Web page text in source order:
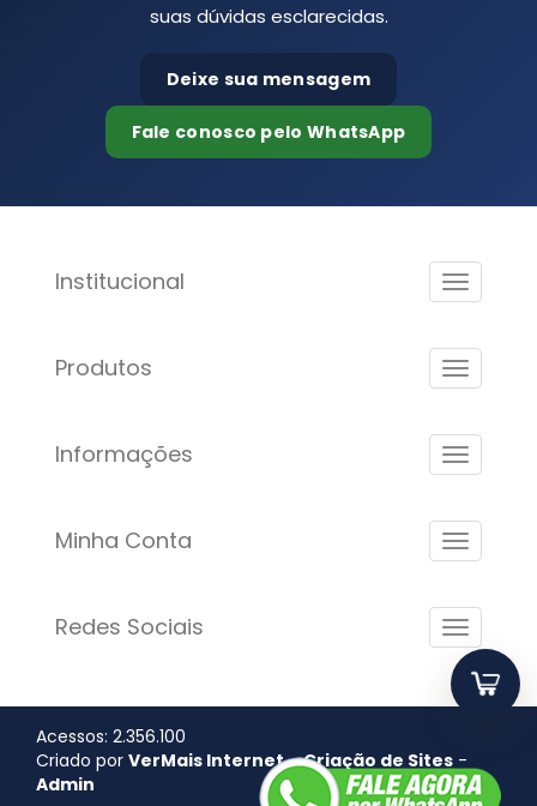
suas dúvidas esclarecidas.
Deixe sua mensagem
Fale conosco pelo WhatsApp
Institucional
Produtos
Informações
Minha Conta
Redes Sociais
Acessos: 2.356.100
Criado por VerMais Internet-Criação de Sites -
Admin